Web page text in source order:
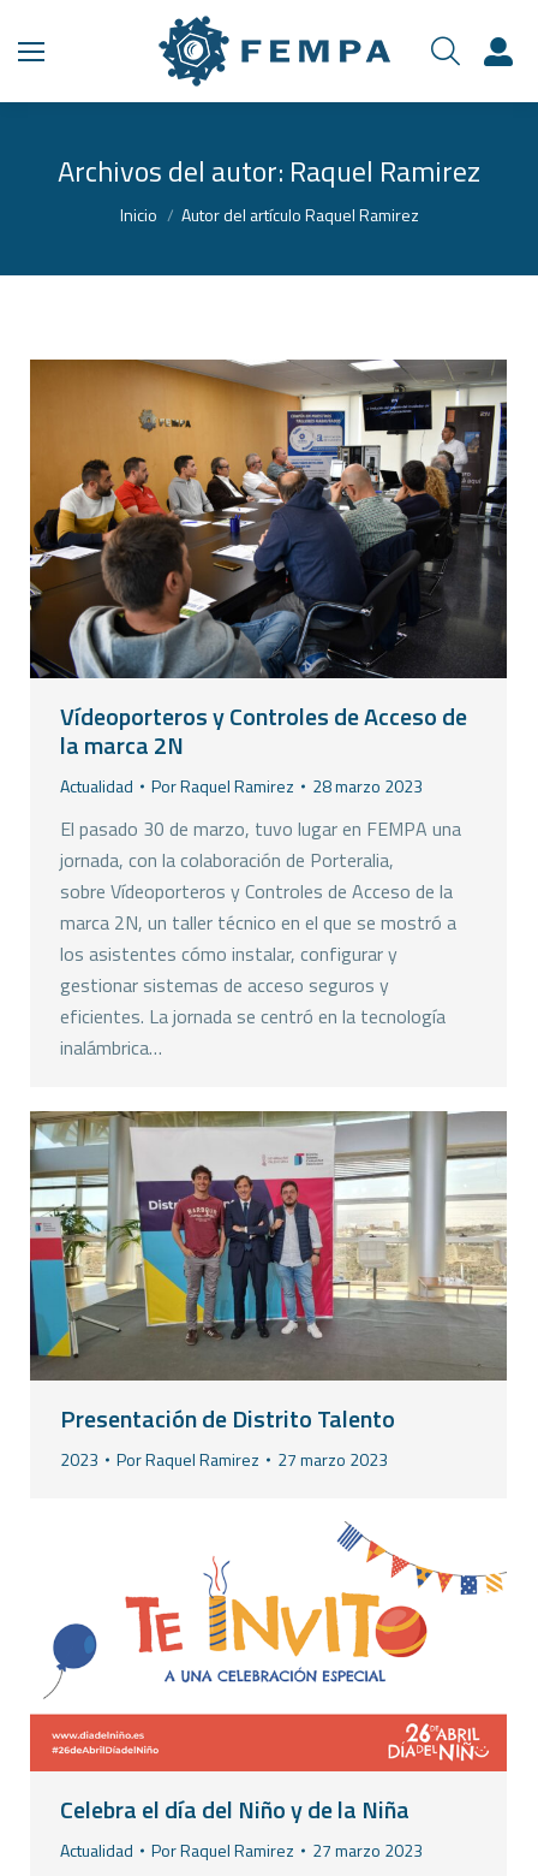
Archivos del autor: Raquel Ramirez
Estás aquí:
Inicio Autor del artículo Raquel Ramirez
Vídeoporteros y Controles de Acceso de
la marca 2N
Actualidad PorRaquel Ramirez 28 marzo 2023
El pasado 30 de marzo, tuvo lugar en FEMPA una
jornada, con la colaboración de Porteralia,
sobre Vídeoporteros y Controles de Acceso de la
marca 2N, un taller técnico en el que se mostró a
los asistentes cómo instalar, configurar y
gestionar sistemas de acceso seguros y
eficientes. La jornada se centró en la tecnología
inalámbrica…
Presentación de Distrito Talento
2023 PorRaquel Ramirez 27 marzo 2023
Celebra el día del Niño y de la Niña
Actualidad PorRaquel Ramirez 27 marzo 2023